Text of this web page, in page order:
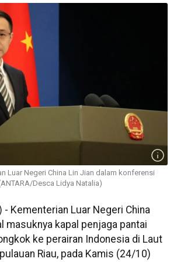
Luar Negeri China Lin Jian dalam konferensi
Desca Lidya Natalia)
- Kementerian Luar Negeri China
masuknya kapal penjaga pantai
ke perairan Indonesia di Laut
Riau, pada Kamis (24/10)